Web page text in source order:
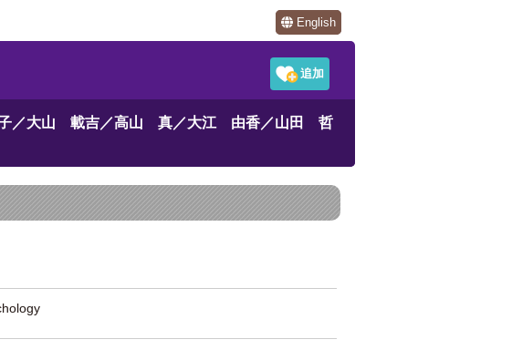
English
／大山 載吉／高山 真／大江 由香／山田 哲